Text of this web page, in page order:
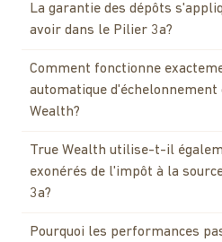
La garantie des dépôts
avoir dans le Pilier 3a?
Comment fonctionne
automatique d'échelonnement
Wealth?
True Wealth utilise-t-il
exonérés de l'impôt à la
3a?
Pourquoi les performances